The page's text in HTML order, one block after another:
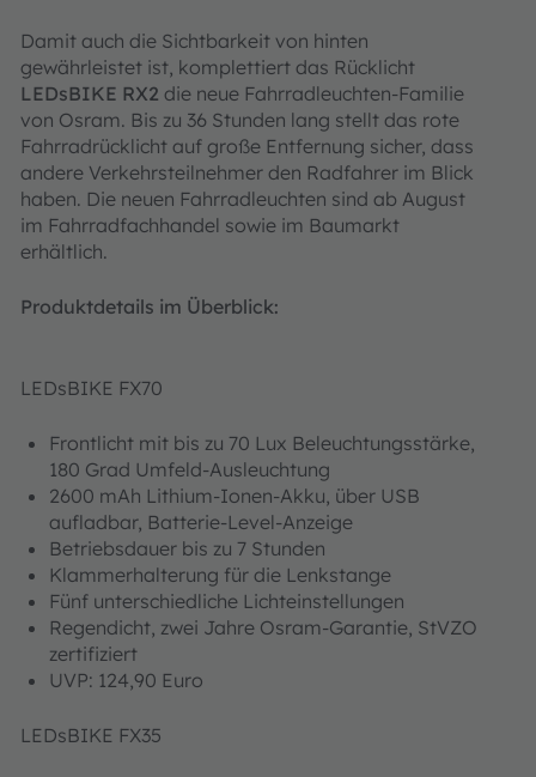
Damit auch die Sichtbarkeit von hinten
gewährleistet ist, komplettiert das Rücklicht
LEDsBIKE RX2 die neue Fahrradleuchten-Familie
von Osram. Bis zu 36 Stunden lang stellt das rote
Fahrradrücklicht auf große Entfernung sicher, dass
andere Verkehrsteilnehmer den Radfahrer im Blick
haben. Die neuen Fahrradleuchten sind ab August
im Fahrradfachhandel sowie im Baumarkt
erhältlich.
Produktdetails im Überblick:
LEDsBIKE FX70
Frontlicht mit bis zu 70 Lux Beleuchtungsstärke,
180 Grad Umfeld-Ausleuchtung
2600 mAh Lithium-Ionen-Akku, über USB
aufladbar, Batterie-Level-Anzeige
Betriebsdauer bis zu 7 Stunden
Klammerhalterung für die Lenkstange
Fünf unterschiedliche Lichteinstellungen
Regendicht, zwei Jahre Osram-Garantie, StVZO
zertifiziert
UVP: 124,90 Euro
LEDsBIKE FX35